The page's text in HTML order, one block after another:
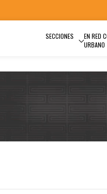
SECCIONES
EN RED
URBANO